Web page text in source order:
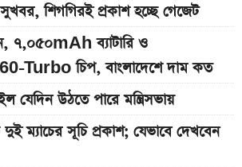
শিগগিরই প্রকাশ হচ্ছে গেজেট
ব্যাটারি ও
চিপ, বাংলাদেশে দাম কত
যেদিন উঠতে পারে মন্ত্রিসভায়
দুই ম্যাচের সূচি প্রকাশ; যেভাবে দেখবেন